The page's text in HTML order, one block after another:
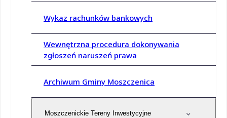
Wykaz rachunków bankowych
Wewnętrzna procedura dokonywania
zgłoszeń naruszeń prawa
Archiwum Gminy Moszczenica
Moszczenickie Tereny Inwestycyjne